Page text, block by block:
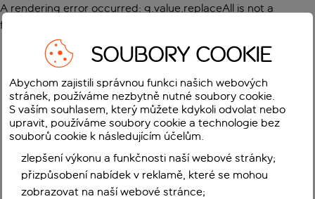
A rendering error occurred: g.value.replaceAll is not a
function
SOUBORY COOKIE
Abychom zajistili správnou funkci našich webových
stránek, používáme nezbytně nutné soubory cookie.
S vaším souhlasem, který můžete kdykoli odvolat nebo
upravit, používáme soubory cookie a technologie bez
souborů cookie k následujícím účelům.
zlepšení výkonu a funkčnosti naší webové stránky;
přizpůsobení nabídek v reklamě, které se mohou
zobrazovat na naší webové stránce;